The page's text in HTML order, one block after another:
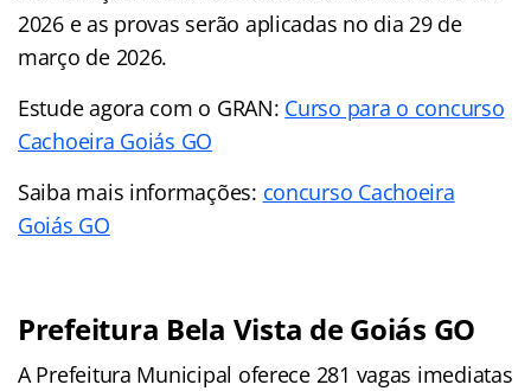
2026 e as provas serão aplicadas no dia 29 de
março de 2026.
Estude agora com o GRAN: Curso para o concurso
Cachoeira Goiás GO
Saiba mais informações: concurso Cachoeira
Goiás GO
Prefeitura Bela Vista de Goiás GO
A Prefeitura Municipal oferece 281 vagas imediatas